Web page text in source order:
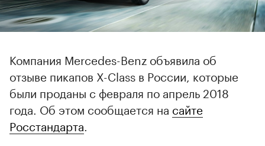
Компания Mercedes-Benz объявила об
отзыве пикапов X-Class в России, которые
были проданы с февраля по апрель 2018
года. Об этом сообщается на сайте
Росстандарта